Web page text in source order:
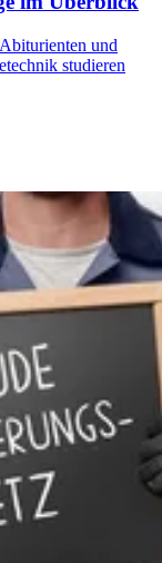
und
studieren